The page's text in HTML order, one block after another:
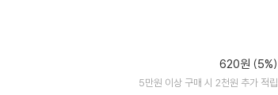
620원 (5%)
5만원 이상 구매 시 2천원 추가 적립